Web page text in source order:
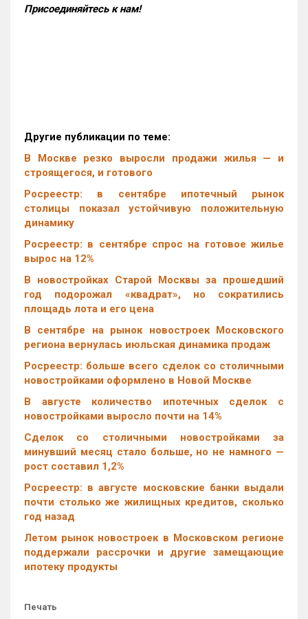
Присоединяйтесь к нам!
Другие публикации по теме:
В Москве резко выросли продажи жилья — и
строящегося, и готового
Росреестр: в сентябре ипотечный рынок
столицы показал устойчивую положительную
динамику
Росреестр: в сентябре спрос на готовое жилье
вырос на 12%
В новостройках Старой Москвы за прошедший
год подорожал «квадрат», но сократились
площадь лота и его цена
В сентябре на рынок новостроек Московского
региона вернулась июльская динамика продаж
Росреестр: больше всего сделок со столичными
новостройками оформлено в Новой Москве
В августе количество ипотечных сделок с
новостройками выросло почти на 14%
Cделок со столичными новостройками за
минувший месяц стало больше, но не намного —
рост составил 1,2%
Росреестр: в августе московские банки выдали
почти столько же жилищных кредитов, сколько
год назад
Летом рынок новостроек в Московском регионе
поддержали рассрочки и другие замещающие
ипотеку продукты
Печать